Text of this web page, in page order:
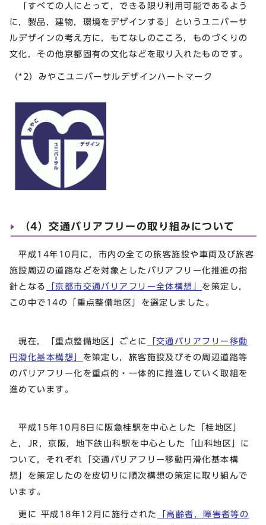
「すべての人にとって，できる限り利用可能であるよう
に，製品，建物，環境をデザインする」というユニバーサ
ルデザインの考え方に，もてなしのこころ，ものづくりの
文化，その他京都固有の文化などを取り入れたものです。
（*2）みやこユニバーサルデザインハートマーク
（4）交通バリアフリーの取り組みについて
平成14年10月に，市内の全ての旅客施設や車両及び旅客
施設周辺の道路などを対象としたバリアフリー化推進の指
針となる
「京都市交通バリアフリー全体構想」 を策定し，
この中で14の「重点整備地区」を選定しました。
現在，「重点整備地区」ごとに
「交通バリアフリー移動
円滑化基本構想」 を策定し，旅客施設及びその周辺道路等
のバリアフリー化を重点的・一体的に推進していく取組を
進めています。
平成15年10月8日に阪急桂駅を中心とした「桂地区」
と，JR，京阪，地下鉄山科駅を中心とした「山科地区」に
ついて，それぞれ「交通バリアフリー移動円滑化基本構
想」を策定したのを皮切りに順次構想の策定に取り組んで
います。
更に 平成18年12月に施行された
「高齢者，障害者等の